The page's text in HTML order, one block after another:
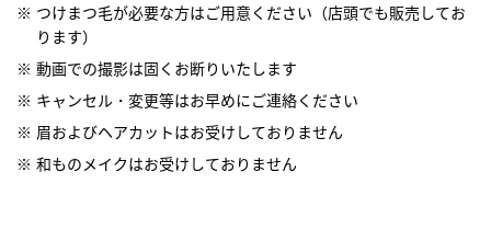
つけまつ毛が必要な方はご用意ください（店頭でも販売してお
ります）
動画での撮影は固くお断りいたします
キャンセル・変更等はお早めにご連絡ください
眉およびヘアカットはお受けしておりません
和ものメイクはお受けしておりません